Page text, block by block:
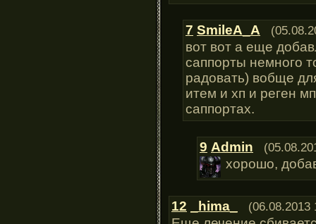
7 SmileA_A
вот вот а еще
саппорты немного
радовать) вобще
итем и хп и реген
саппортах.
9 Admin
хорошо,
12 _hima_ (06.08.2013